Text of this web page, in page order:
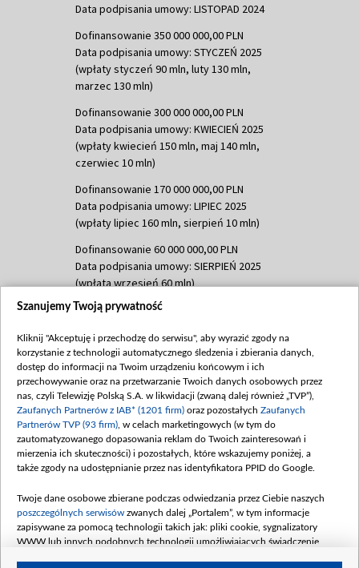
Data podpisania umowy: LISTOPAD 2024
Dofinansowanie 350 000 000,00 PLN
Data podpisania umowy: STYCZEŃ 2025
(wpłaty styczeń 90 mln, luty 130 mln,
marzec 130 mln)
Dofinansowanie 300 000 000,00 PLN
Data podpisania umowy: KWIECIEŃ 2025
(wpłaty kwiecień 150 mln, maj 140 mln,
czerwiec 10 mln)
Dofinansowanie 170 000 000,00 PLN
Data podpisania umowy: LIPIEC 2025
(wpłaty lipiec 160 mln, sierpień 10 mln)
Dofinansowanie 60 000 000,00 PLN
Data podpisania umowy: SIERPIEŃ 2025
(wpłata wrzesień 60 mln)
Dofinansowanie 635 783 051,21 PLN
(wpłata wrzesień 100 mln, październik 350
mln, listopad 265 mln)
Dofinansowanie 48 862 000,00 PLN
Data podpisania umowy: GRUDZIEŃ 2025
(wpłata grudzień 60,548 mln)
Dofinansowanie 900 000 000,00 PLN
Data podpisania umowy: LUTY 2026 (wpłata
kwiecień 180 mln, 7 maja 180 mln, 8
czerwca 90 mln)
Dofinansowanie 250 000 000,00 PLN
Szanujemy Twoją prywatność
Kliknij "Akceptuję i przechodzę do serwisu", aby wyrazić zgody na
korzystanie z technologii automatycznego śledzenia i zbierania danych,
dostęp do informacji na Twoim urządzeniu końcowym i ich
przechowywanie oraz na przetwarzanie Twoich danych osobowych przez
nas, czyli Telewizję Polską S.A. w likwidacji (zwaną dalej również „TVP”),
Zaufanych Partnerów z IAB* (1201 firm) oraz pozostałych Zaufanych
Partnerów TVP (93 firm) , w celach marketingowych (w tym do
zautomatyzowanego dopasowania reklam do Twoich zainteresowań i
mierzenia ich skuteczności) i pozostałych, które wskazujemy poniżej, a
także zgody na udostępnianie przez nas identyfikatora PPID do Google.
Twoje dane osobowe zbierane podczas odwiedzania przez Ciebie naszych
poszczególnych serwisów zwanych dalej „Portalem”, w tym informacje
zapisywane za pomocą technologii takich jak: pliki cookie, sygnalizatory
WWW lub innych podobnych technologii umożliwiających świadczenie